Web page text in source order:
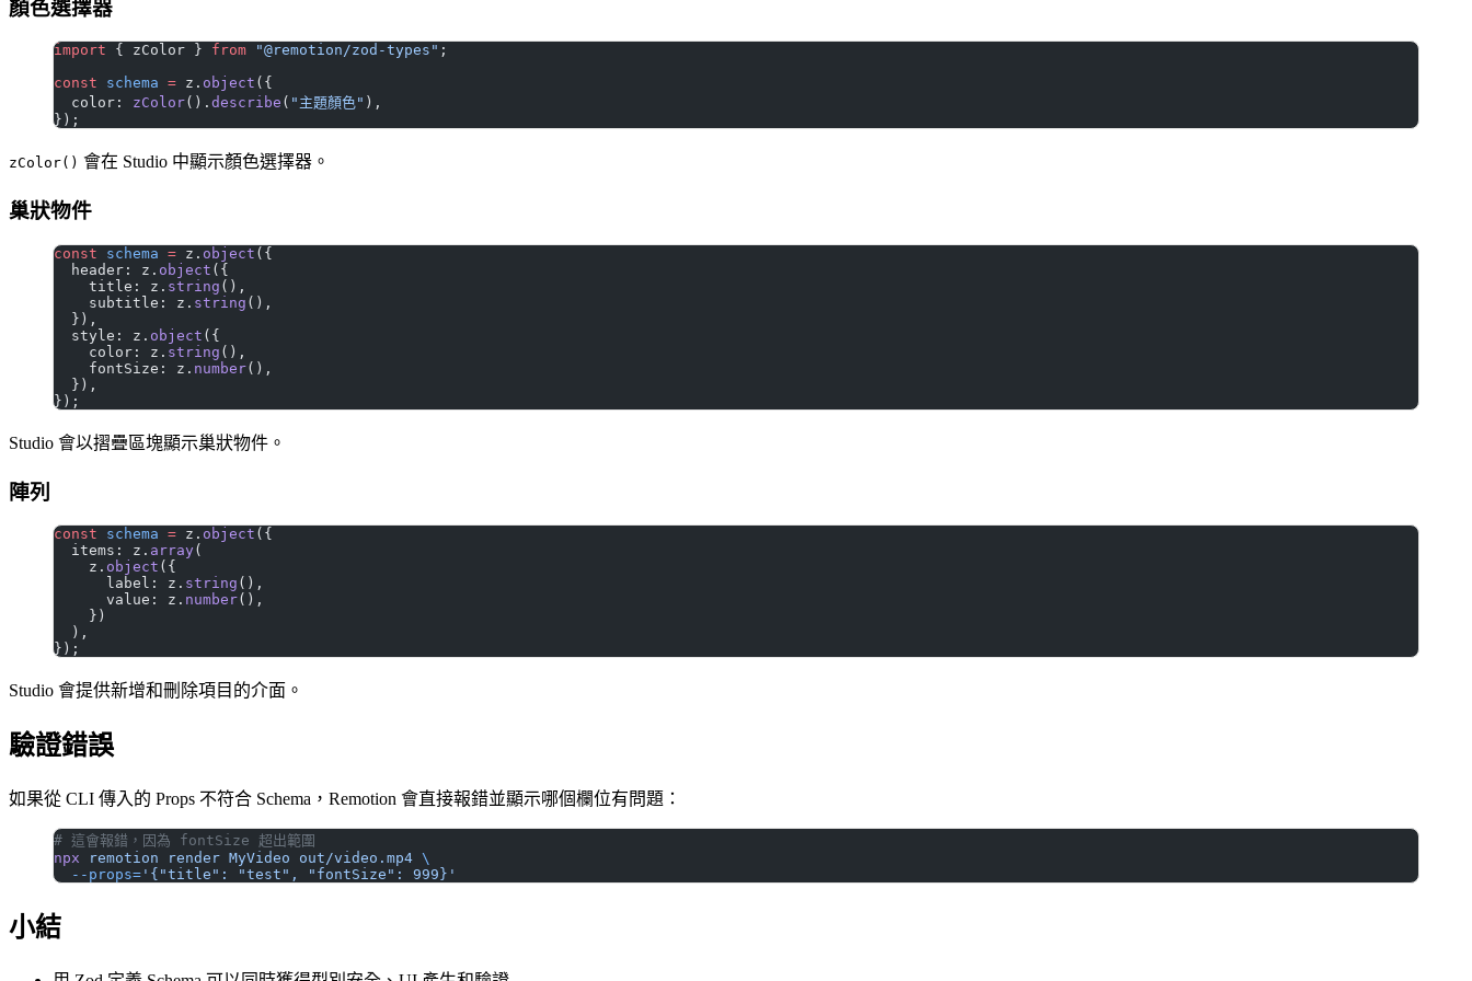
顏色選擇器
import { zColor } from "@remotion/zod-types" ;
const schema = z. object ({
  color:
zColor(). describe ( "主題顏色" ),
});
zColor() 會在 Studio 中顯示顏色選擇器。
巢狀物件
const schema = z. object ({
  header: z.
object ({
    title: z.
string (),
    subtitle: z.
string (),
  }),
  style: z.
object ({
    color: z.
string (),
    fontSize: z.
number(),
  }),
});
Studio 會以摺疊區塊顯示巢狀物件。
陣列
const schema = z. object ({
  items: z.
array(
    z.
object ({
      label: z.
string (),
      value: z.
number(),
    })
  ),
});
Studio 會提供新增和刪除項目的介面。
驗證錯誤
如果從 CLI 傳入的 Props 不符合 Schema，Remotion 會直接報錯並顯示哪個欄位有問題：
# 這會報錯，因為 fontSize 超出範圍
npx remotion render MyVideo out/video.mp4 \
  --props=
'{"title": "test", "fontSize": 999}'
小結